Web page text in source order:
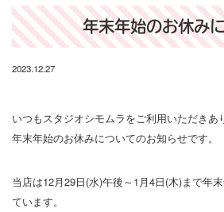
年末年始のお休み
2023.12.27
いつもスタジオシモムラをご利用いただきあ
年末年始のお休みについてのお知らせです。
当店は12月29日(水)午後～1月4日(木)まで年
ています。